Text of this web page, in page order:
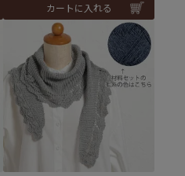
カートに入れる